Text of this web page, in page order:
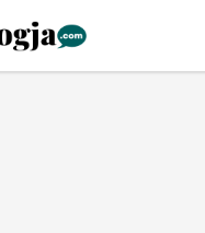
Terbaru dan Terkini